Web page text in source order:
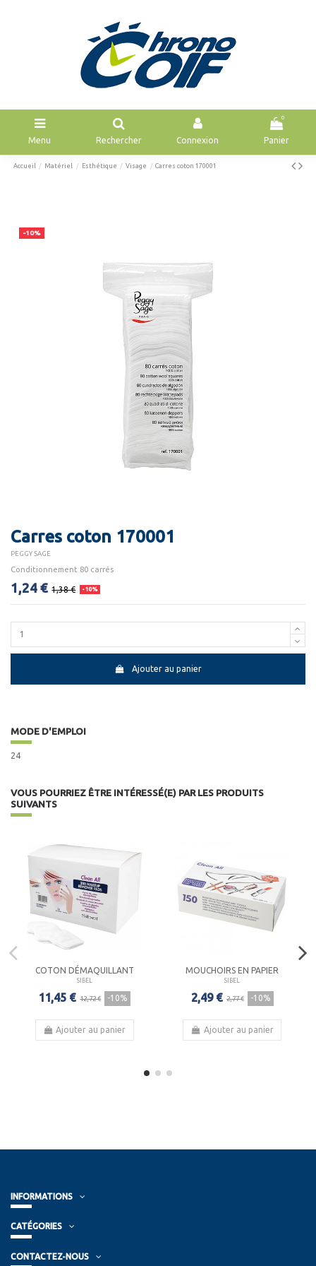
Menu Rechercher Connexion
0
Panier
Accueil Matériel Esthétique Visage Carres coton 170001
-10%
Carres coton 170001
PEGGY SAGE
Conditionnement 80 carrés
1,24 € 1,38 € -10%
Ajouter au panier
MODE D'EMPLOI
24
VOUS POURRIEZ ÊTRE INTÉRESSÉ(E) PAR LES PRODUITS
SUIVANTS
COTON DÉMAQUILLANT
SIBEL
11,45 € 12,72 € -10%
Ajouter au panier
MOUCHOIRS EN PAPIER
SIBEL
2,49 € 2,77 € -10%
Ajouter au panier
INFORMATIONS
CATÉGORIES
CONTACTEZ-NOUS